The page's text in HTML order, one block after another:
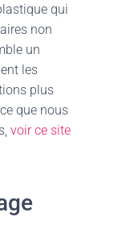
qui
non
un
les
plus
que nous
voir ce site